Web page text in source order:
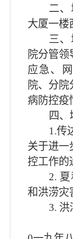
二
大厦一楼
三
院分管
应急、
院、分
病防控疫
四、
1.传
关于进一
控工作的
2.
和洪涝灾
3. 洪